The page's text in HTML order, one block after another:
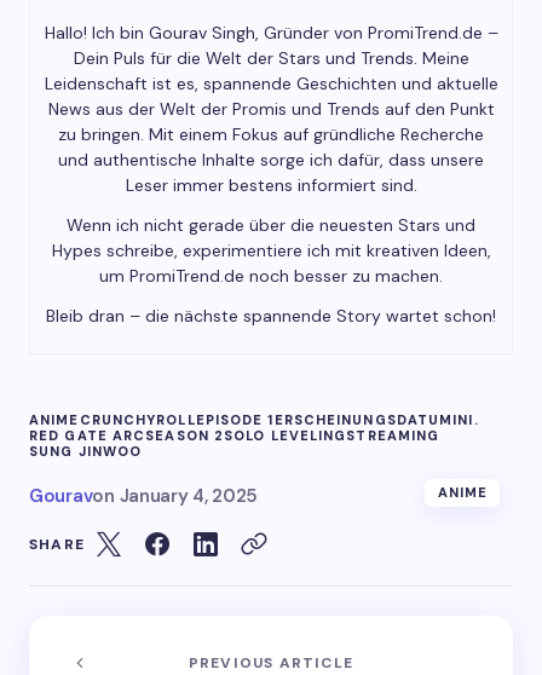
Hallo! Ich bin Gourav Singh, Gründer von PromiTrend.de –
Dein Puls für die Welt der Stars und Trends. Meine
Leidenschaft ist es, spannende Geschichten und aktuelle
News aus der Welt der Promis und Trends auf den Punkt
zu bringen. Mit einem Fokus auf gründliche Recherche
und authentische Inhalte sorge ich dafür, dass unsere
Leser immer bestens informiert sind.
Wenn ich nicht gerade über die neuesten Stars und
Hypes schreibe, experimentiere ich mit kreativen Ideen,
um PromiTrend.de noch besser zu machen.
Bleib dran – die nächste spannende Story wartet schon!
ANIME CRUNCHYROLLEPISODE 1 ERSCHEINUNGSDATUM INI.
RED GATE ARC SEASON 2 SOLO LEVELING STREAMING
SUNG JINWOO
Gouravon January 4, 2025 ANIME
SHARE
PREVIOUS ARTICLE